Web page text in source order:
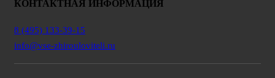
КОНТАКТНАЯ ИНФОРМАЦИЯ
8 (495) 133-39-15
info@vse-zhirouloviteli.ru